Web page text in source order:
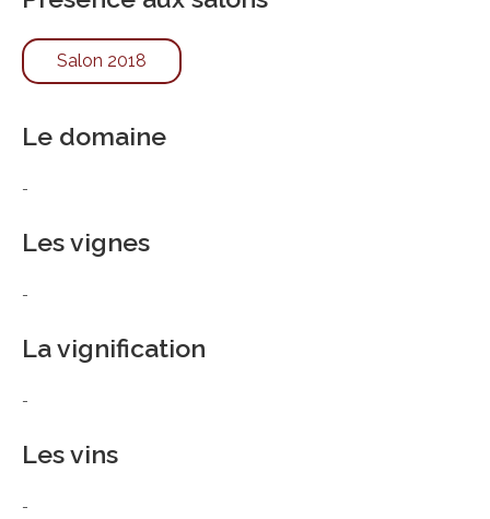
Salon 2018
Le domaine
-
Les vignes
-
La vignification
-
Les vins
-